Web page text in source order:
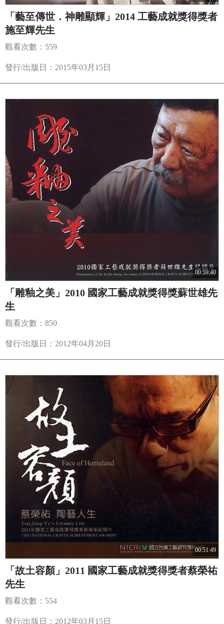
「藝至傳世．神雕顯輝」2014 工藝成就獎得獎者
施至輝先生
觀看次數：559
發行/出版日：2015年03月15日
00:59:40
「雕釉之美」2010 國家工藝成就獎得獎蘇世雄先
生
觀看次數：850
發行/出版日：2012年04月20日
00:51:49
「故土容顏」2011 國家工藝成就獎得獎者蔡榮祐
先生
觀看次數：554
發行/出版日：2012年03月15日